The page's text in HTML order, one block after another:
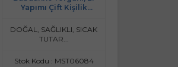
Yapımı Çift Kişilik
DOĞAL, SAĞLIKLI, SICAK
TUTAR...
Stok Kodu : MST06084